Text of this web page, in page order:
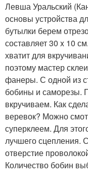
Левша Уральский
основы устройства
бутылки берем
составляет 30 x 10
хватит для
поэтому мастер
фанеры. С одной из
бобины и саморезы.
вкручиваем. Как
веревок? Можно
суперклеем. Для
лучшего сцепления.
отверстие
Количество бобин